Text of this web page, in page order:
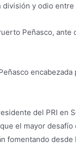
y odio
Peñasco,
del PRI
el mayor